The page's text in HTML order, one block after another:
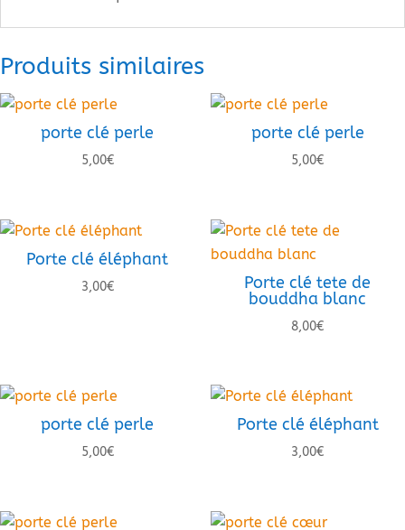
Produits similaires
porte clé perle
5,00€
porte clé perle
5,00€
Porte clé éléphant
3,00€
Porte clé tete de
bouddha blanc
8,00€
porte clé perle
5,00€
Porte clé éléphant
3,00€